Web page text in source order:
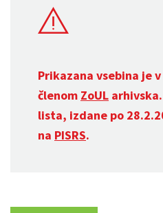
Prikazana vsebina je
členom ZoUL
lista, izdane po
na PISRS.